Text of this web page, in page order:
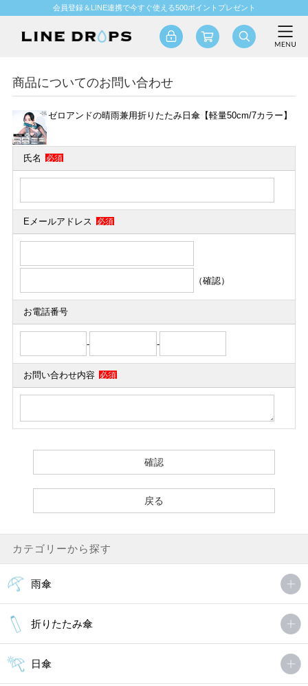
会員登録＆LINE連携で今すぐ使える500ポイントプレゼント
商品についてのお問い合わせ
ゼロアンドの晴雨兼用折りたたみ日傘【軽量50cm/7カラー】
氏名 必須
Eメールアドレス 必須
（確認）
お電話番号
- -
お問い合わせ内容 必須
カテゴリーから探す
雨傘
折りたたみ傘
日傘